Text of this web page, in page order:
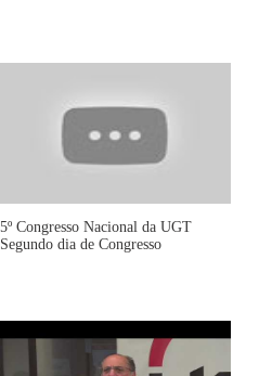
5º Congresso Nacional da UGT
Segundo dia de Congresso